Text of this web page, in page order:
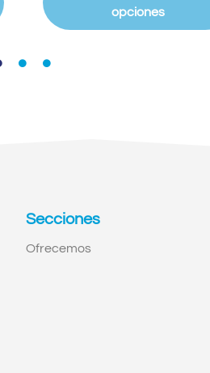
opciones
Secciones
Ofrecemos